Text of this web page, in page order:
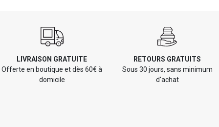
LIVRAISON GRATUITE
Offerte en boutique et dès 60€ à
domicile
RETOURS GRATUITS
Sous 30 jours, sans minimum
d'achat